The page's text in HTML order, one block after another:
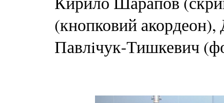
(кнопковий
Павлiчук-Тишкевич